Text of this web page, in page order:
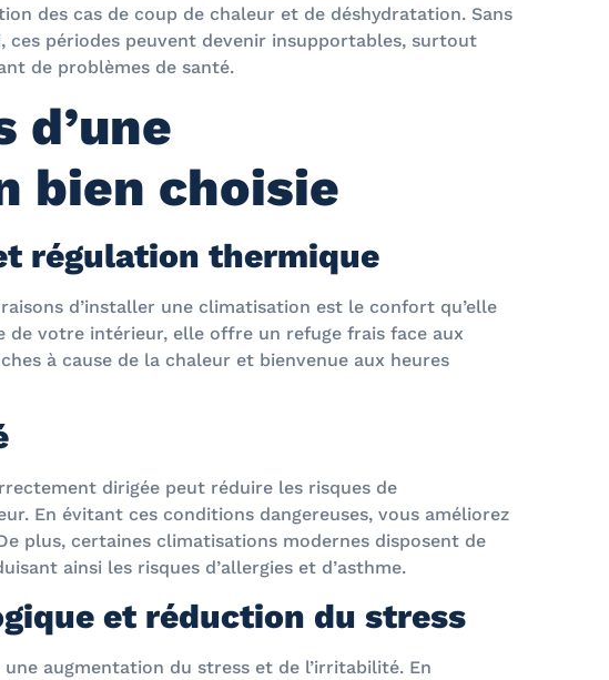
des cas de coup de chaleur et de déshydratation. Sans
ces périodes peuvent devenir insupportables, surtout
de problèmes de santé.
d’une
bien choisie
régulation thermique
d’installer une climatisation est le confort qu’elle
votre intérieur, elle offre un refuge frais face aux
à cause de la chaleur et bienvenue aux heures
dirigée peut réduire les risques de
En évitant ces conditions dangereuses, vous améliorez
plus, certaines climatisations modernes disposent de
ainsi les risques d’allergies et d’asthme.
et réduction du stress
augmentation du stress et de l’irritabilité. En